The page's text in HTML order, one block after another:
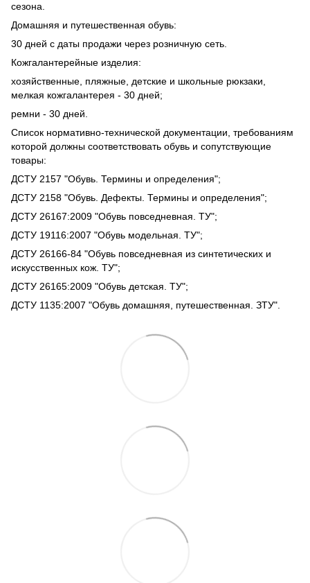
сезона.
Домашняя и путешественная обувь:
30 дней с даты продажи через розничную сеть.
Кожгалантерейные изделия:
хозяйственные, пляжные, детские и школьные рюкзаки,
мелкая кожгалантерея - 30 дней;
ремни - 30 дней.
Список нормативно-технической документации, требованиям
которой должны соответствовать обувь и сопутствующие
товары:
ДСТУ 2157 "Обувь. Термины и определения";
ДСТУ 2158 "Обувь. Дефекты. Термины и определения";
ДСТУ 26167:2009 "Обувь повседневная. ТУ";
ДСТУ 19116:2007 "Обувь модельная. ТУ";
ДСТУ 26166-84 "Обувь повседневная из синтетических и
искусственных кож. ТУ";
ДСТУ 26165:2009 "Обувь детская. ТУ";
ДСТУ 1135:2007 "Обувь домашняя, путешественная. ЗТУ".